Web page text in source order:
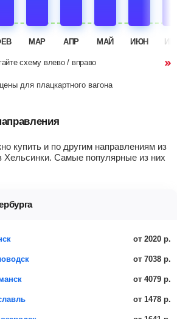
МАР АПР МАЙ ИЮН
схему влево / вправо
для плацкартного вагона
купить и по другим направлениям из
Хельсинки. Самые популярные из них
от 2020 р.
от 7038 р.
от 4079 р.
от 1478 р.